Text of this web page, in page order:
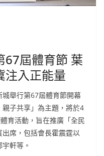
67屆體育節 葉
注入正能量
舉行第67屆體育節開幕
子共享」為主題，將於4
育活動，旨在推廣「全民
席，包括會長霍震霆以
軒等。